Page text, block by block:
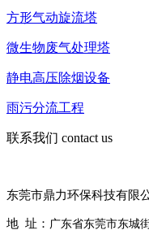
方形气动旋流塔
微生物废气处理塔
静电高压除烟设备
雨污分流工程
联系我们 contact us
东莞市鼎力环保科技有限
地 址： 广东省东莞市东城